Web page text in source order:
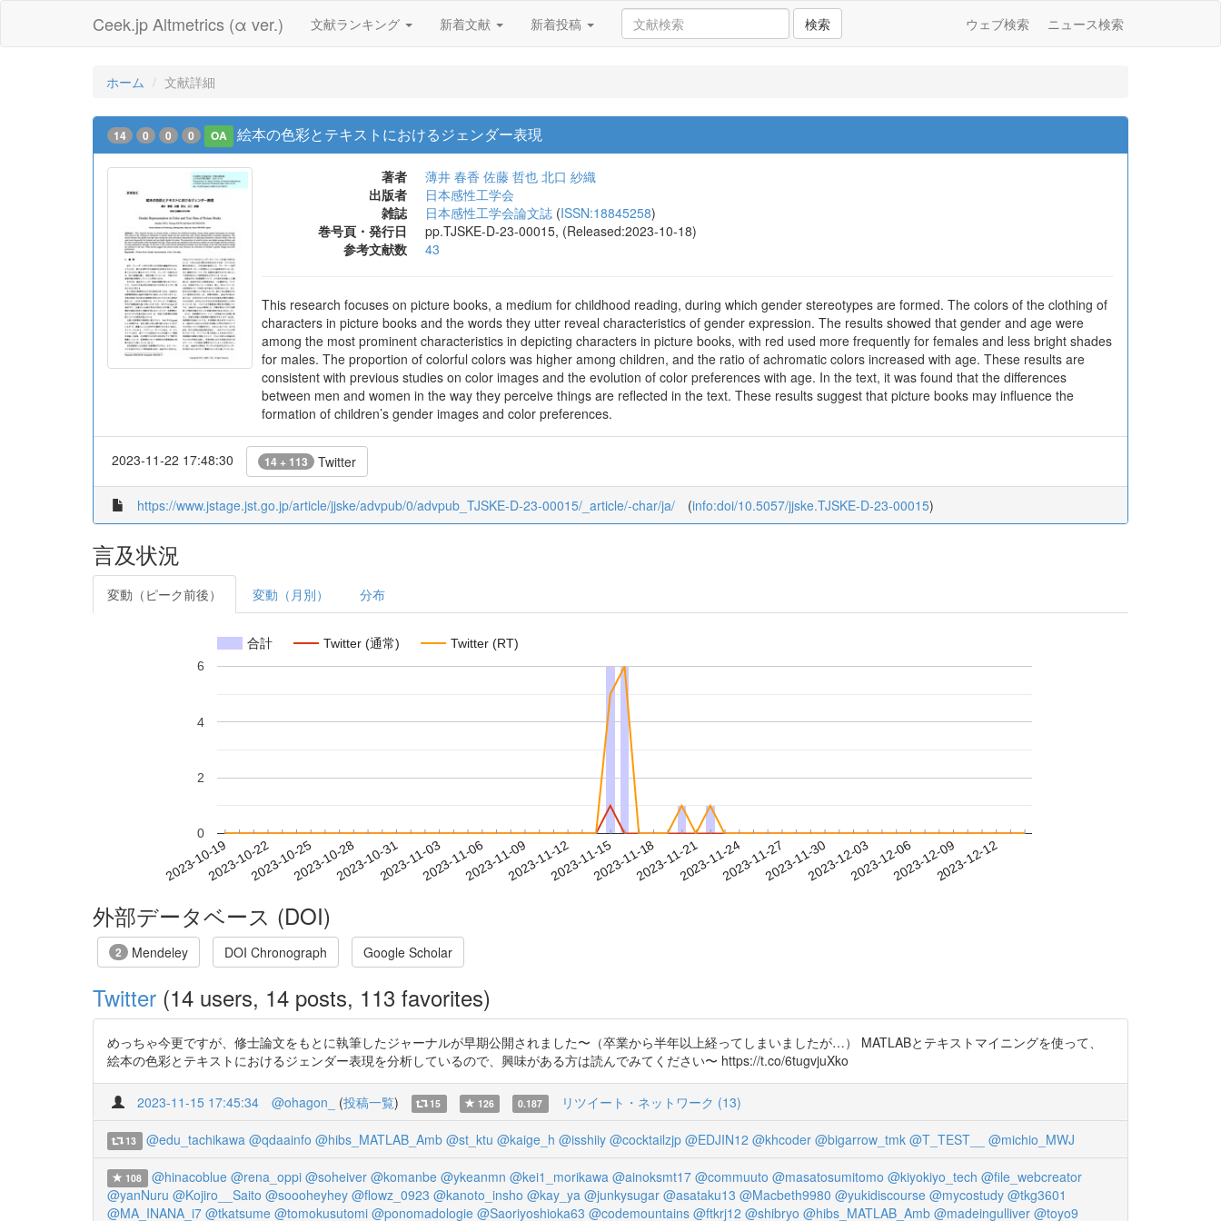
Ceek.jp Altmetrics (α ver.) 文献ランキング 新着文献 新着投稿 検索 ウェブ検索 ニュース検索
ホーム 文献詳細
14 0 0 0 OA 絵本の色彩とテキストにおけるジェンダー表現
著者 薄井 春香 佐藤 哲也 北口 紗織
出版者
日本感性工学会
雑誌
日本感性工学会論文誌 (ISSN:18845258)
巻号頁・発行日
pp.TJSKE-D-23-00015, (Released:2023-10-18)
参考文献数
43
This research focuses on picture books, a medium for childhood reading, during which gender stereotypes are formed. The colors of the clothing of
characters in picture books and the words they utter reveal characteristics of gender expression. The results showed that gender and age were
among the most prominent characteristics in depicting characters in picture books, with red used more frequently for females and less bright shades
for males. The proportion of colorful colors was higher among children, and the ratio of achromatic colors increased with age. These results are
consistent with previous studies on color images and the evolution of color preferences with age. In the text, it was found that the differences
between men and women in the way they perceive things are reflected in the text. These results suggest that picture books may influence the
formation of children’s gender images and color preferences.
2023-11-22 17:48:30 14 + 113 Twitter
https://www.jstage.jst.go.jp/article/jjske/advpub/0/advpub_TJSKE-D-23-00015/_article/-char/ja/ (info:doi/10.5057/jjske.TJSKE-D-23-00015)
言及状況
変動（ピーク前後） 変動（月別） 分布
合計 Twitter (通常) Twitter (RT)
2023-10-192023-10-222023-10-252023-10-282023-10-312023-11-032023-11-062023-11-092023-11-122023-11-152023-11-182023-11-212023-11-242023-11-272023-11-302023-12-032023-12-062023-12-092023-12-12
0
2
4
6
外部データベース (DOI)
2 Mendeley DOI Chronograph Google Scholar
Twitter (14 users, 14 posts, 113 favorites)
めっちゃ今更ですが、修士論文をもとに執筆したジャーナルが早期公開されました〜（卒業から半年以上経ってしまいましたが…） MATLABとテキストマイニングを使って、
絵本の色彩とテキストにおけるジェンダー表現を分析しているので、興味がある方は読んでみてください〜 https://t.co/6tugvjuXko
2023-11-15 17:45:34 @ohagon_ (投稿一覧) 15 126 0.187 リツイート・ネットワーク (13)
13 @edu_tachikawa @qdaainfo @hibs_MATLAB_Amb @st_ktu @kaige_h @isshiiy @cocktailzjp @EDJIN12 @khcoder @bigarrow_tmk @T_TEST__ @michio_MWJ
108 @hinacoblue @rena_oppi @soheiver @komanbe @ykeanmn @kei1_morikawa @ainoksmt17 @commuuto @masatosumitomo @kiyokiyo_tech @file_webcreator
@yanNuru @Kojiro__Saito @soooheyhey @flowz_0923 @kanoto_insho @kay_ya @junkysugar @asataku13 @Macbeth9980 @yukidiscourse @mycostudy @tkg3601
@MA_INANA_i7 @tkatsume @tomokusutomi @ponomadologie @Saoriyoshioka63 @codemountains @ftkrj12 @shibryo @hibs_MATLAB_Amb @madeingulliver @toyo9